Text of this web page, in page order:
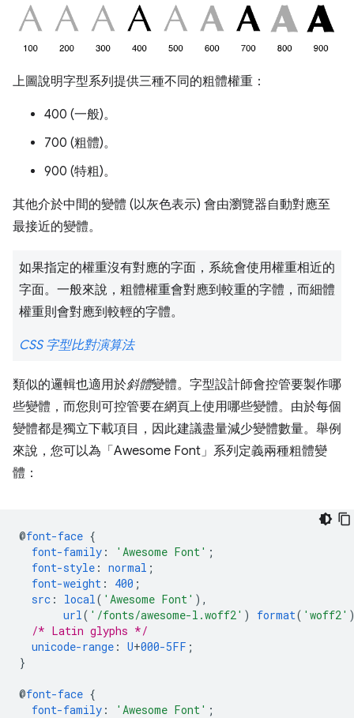
上圖說明字型系列提供三種不同的粗體權重：
400 (一般)。
700 (粗體)。
900 (特粗)。
其他介於中間的變體 (以灰色表示) 會由瀏覽器自動對應至
最接近的變體。
如果指定的權重沒有對應的字面，系統會使用權重相近的
字面。一般來說，粗體權重會對應到較重的字體，而細體
權重則會對應到較輕的字體。
CSS 字型比對演算法
類似的邏輯也適用於斜體變體。字型設計師會控管要製作哪
些變體，而您則可控管要在網頁上使用哪些變體。由於每個
變體都是獨立下載項目，因此建議盡量減少變體數量。舉例
來說，您可以為「Awesome Font」 系列定義兩種粗體變
體：
@font-face {
font-family : 'Awesome Font' ;
font-style : normal ;
font-weight : 400 ;
src : local( 'Awesome Font' ),
url( '/fonts/awesome-l.woff2' ) format( 'woff2'
/* Latin glyphs */
unicode-range : U+000-5FF ;
}
@font-face {
font-family : 'Awesome Font' ;